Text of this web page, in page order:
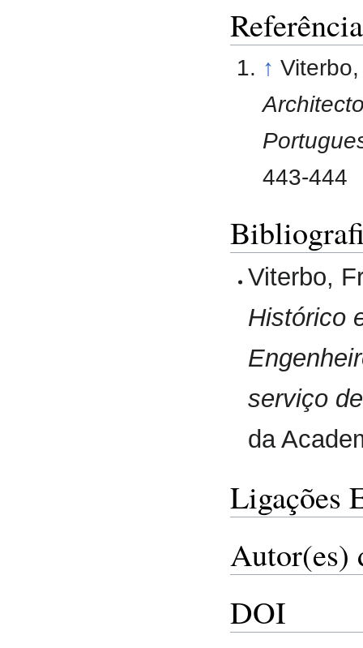
↑
443-444
Viterbo,
Histórico
serviço
da
Ligações
Autor(es)
DOI